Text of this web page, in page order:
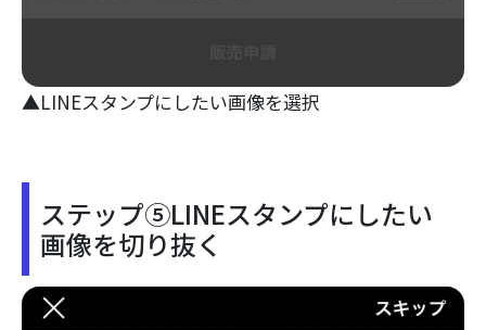
▲LINEスタンプにしたい画像を選択
ステップ⑤LINEスタンプにしたい
画像を切り抜く